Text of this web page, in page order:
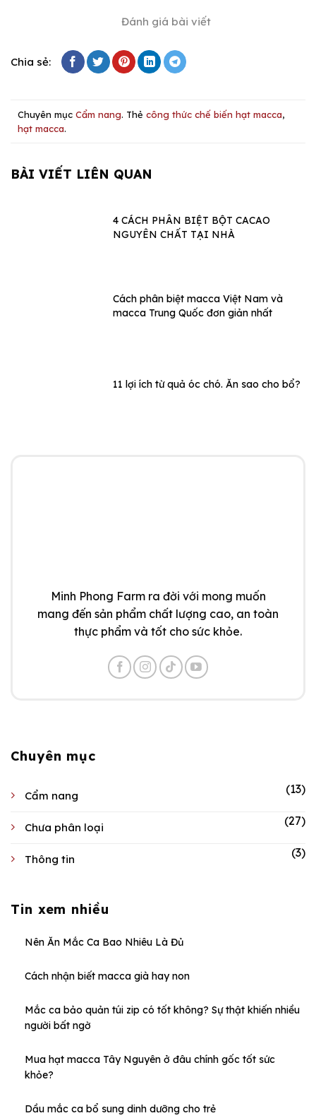
Đánh giá bài viết
Chia sẻ:
Chuyên mục Cẩm nang. Thẻ công thức chế biến hạt macca,
hạt macca.
BÀI VIẾT LIÊN QUAN
4 CÁCH PHÂN BIỆT BỘT CACAO
NGUYÊN CHẤT TẠI NHÀ
Cách phân biệt macca Việt Nam và
macca Trung Quốc đơn giản nhất
11 lợi ích từ quả óc chó. Ăn sao cho bổ?
Minh Phong Farm ra đời với mong muốn
mang đến sản phẩm chất lượng cao, an toàn
thực phẩm và tốt cho sức khỏe.
Chuyên mục
Cẩm nang (13)
Chưa phân loại (27)
Thông tin (3)
Tin xem nhiều
Nên Ăn Mắc Ca Bao Nhiêu Là Đủ
Cách nhận biết macca già hay non
Mắc ca bảo quản túi zip có tốt không? Sự thật khiến nhiều
người bất ngờ
Mua hạt macca Tây Nguyên ở đâu chính gốc tốt sức
khỏe?
Dầu mắc ca bổ sung dinh dưỡng cho trẻ